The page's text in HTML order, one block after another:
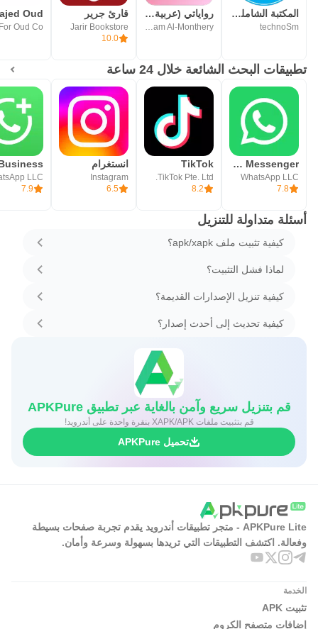
المكتبة الشامله بدون نت
technoSm
رواياتي (عربية-خليجية-سعودية) قارئ جرير
Jarir Bookstore
10.0
تطبيقات البحث الشائعة خلال 24 ساعة
WhatsApp Messenger - واتساب مسنجر
WhatsApp LLC
7.8
TikTok
TikTok Pte. Ltd.
8.2
انستغرام
Instagram
6.5
LLC
7.9
أسئلة متداولة للتنزيل
كيفية تثبيت ملف apk/xapk؟
لماذا فشل التثبيت؟
كيفية تنزيل الإصدارات القديمة؟
كيفية تحديث إلى أحدث إصدار؟
قم بتنزيل سريع وآمن بالغاية عبر تطبيق APKPure
قم بتثبيت ملفات XAPK/APK بنقرة واحدة على أندرويد!
تحميل APKPure
APKPure Lite - متجر تطبيقات أندرويد يقدم تجربة صفحات بسيطة
وفعالة. اكتشف التطبيقات التي تريدها بسهولة وسرعة وأمان.
الخدمة
تثبيت APK
إضافات متصفح الكروم